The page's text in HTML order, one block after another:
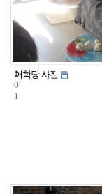
1
0
1
어학당 사진